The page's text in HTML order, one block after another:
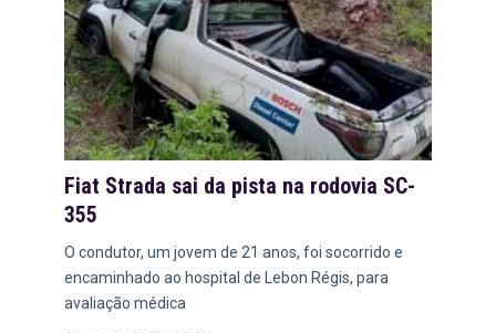
Fiat Strada sai da pista na rodovia SC-
355
O condutor, um jovem de 21 anos, foi socorrido e
encaminhado ao hospital de Lebon Régis, para
avaliação médica